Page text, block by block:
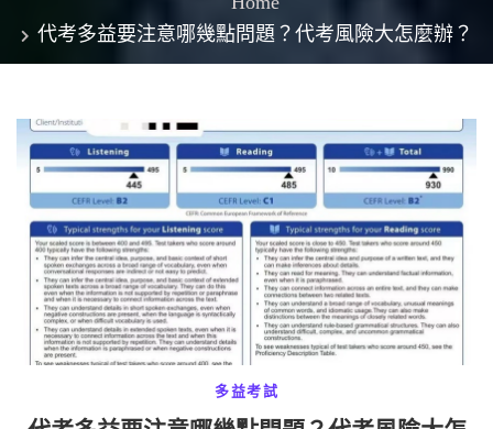
代考多益要注意哪幾點問題？代考風險大怎麼辦？
多益考試